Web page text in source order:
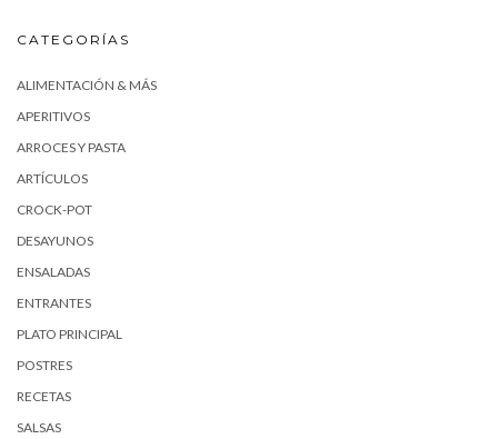
CATEGORÍAS
ALIMENTACIÓN & MÁS
APERITIVOS
ARROCES Y PASTA
ARTÍCULOS
CROCK-POT
DESAYUNOS
ENSALADAS
ENTRANTES
PLATO PRINCIPAL
POSTRES
RECETAS
SALSAS